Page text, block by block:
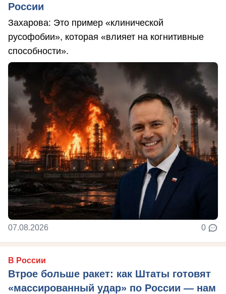
России
Захарова: Это пример «клинической
русофобии», которая «влияет на когнитивные
способности».
07.08.2026 0
В России
Втрое больше ракет: как Штаты готовят
«массированный удар» по России — нам